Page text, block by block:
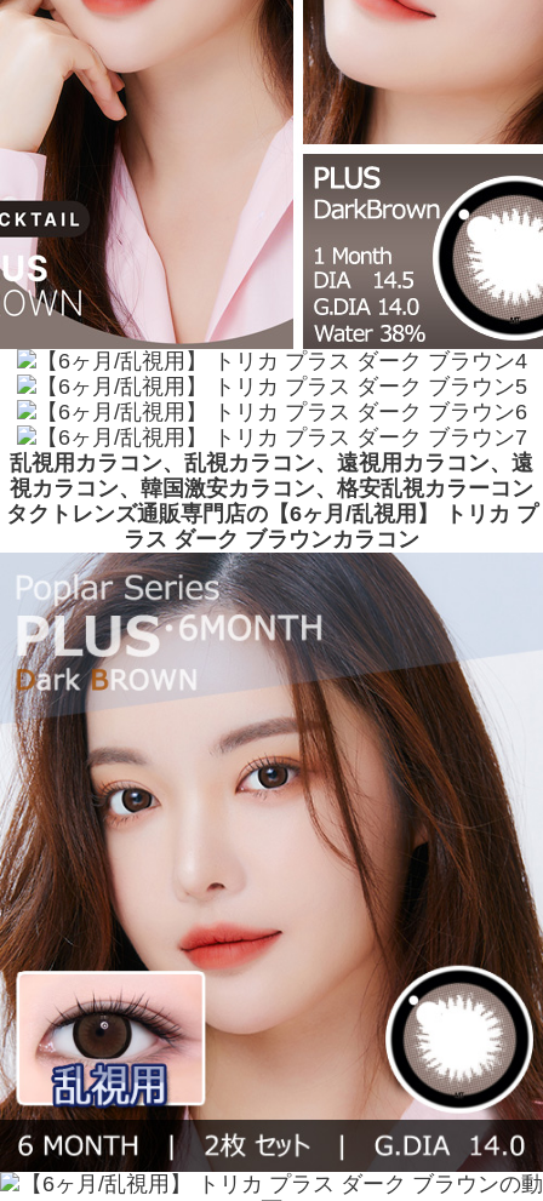
乱視用カラコン、乱視カラコン、遠視用カラコン、遠
視カラコン、韓国激安カラコン、格安乱視カラーコン
タクトレンズ通販専門店の【6ヶ月/乱視用】 トリカ プ
ラス ダーク ブラウンカラコン